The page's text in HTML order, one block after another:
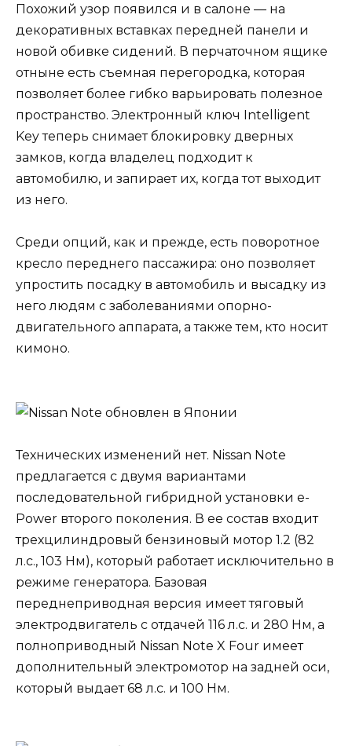
Похожий узор появился и в салоне — на
декоративных вставках передней панели и
новой обивке сидений. В перчаточном ящике
отныне есть съемная перегородка, которая
позволяет более гибко варьировать полезное
пространство. Электронный ключ Intelligent
Key теперь снимает блокировку дверных
замков, когда владелец подходит к
автомобилю, и запирает их, когда тот выходит
из него.
Среди опций, как и прежде, есть поворотное
кресло переднего пассажира: оно позволяет
упростить посадку в автомобиль и высадку из
него людям с заболеваниями опорно-
двигательного аппарата, а также тем, кто носит
кимоно.
Технических изменений нет. Nissan Note
предлагается с двумя вариантами
последовательной гибридной установки e-
Power второго поколения. В ее состав входит
трехцилиндровый бензиновый мотор 1.2 (82
л.с., 103 Нм), который работает исключительно в
режиме генератора. Базовая
переднеприводная версия имеет тяговый
электродвигатель с отдачей 116 л.с. и 280 Нм, а
полноприводный Nissan Note X Four имеет
дополнительный электромотор на задней оси,
который выдает 68 л.с. и 100 Нм.